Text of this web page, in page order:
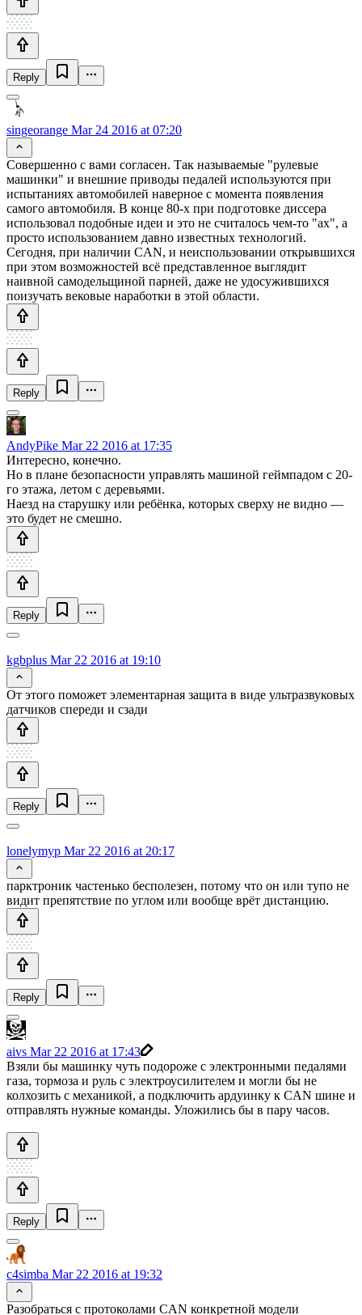
Reply
singeorange Mar 24 2016 at 07:20
Совершенно с вами согласен. Так называемые "рулевые
машинки" и внешние приводы педалей используются при
испытаниях автомобилей наверное с момента появления
самого автомобиля. В конце 80-х при подготовке диссера
использовал подобные идеи и это не считалось чем-то "ах", а
просто использованием давно известных технологий.
Сегодня, при наличии CAN, и неиспользовании открывшихся
при этом возможностей всё представленное выглядит
наивной самодельщиной парней, даже не удосужившихся
поизучать вековые наработки в этой области.
Reply
AndyPike Mar 22 2016 at 17:35
Интересно, конечно.
Но в плане безопасности управлять машиной геймпадом с 20-
го этажа, летом с деревьями.
Наезд на старушку или ребёнка, которых сверху не видно —
это будет не смешно.
Reply
kgbplus Mar 22 2016 at 19:10
От этого поможет элементарная защита в виде ультразвуковых
датчиков спереди и сзади
Reply
lonelymyp Mar 22 2016 at 20:17
парктроник частенько бесполезен, потому что он или тупо не
видит препятствие по углом или вообще врёт дистанцию.
Reply
aivs Mar 22 2016 at 17:43
Взяли бы машинку чуть подороже с электронными педалями
газа, тормоза и руль с электроусилителем и могли бы не
колхозить с механикой, а подключить ардуинку к CAN шине и
отправлять нужные команды. Уложились бы в пару часов.
Reply
c4simba Mar 22 2016 at 19:32
Разобраться с протоколами CAN конкретной модели